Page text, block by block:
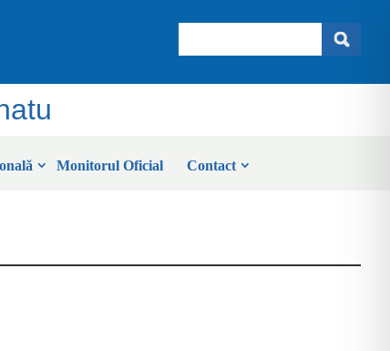
Monitorul Oficial Contact